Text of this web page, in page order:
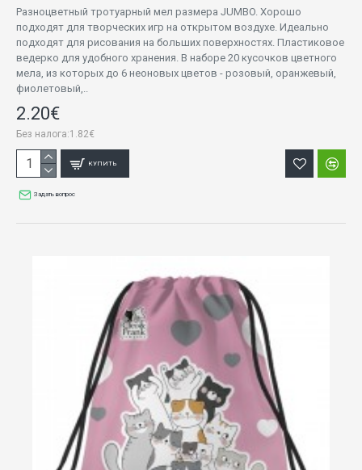
Разноцветный тротуарный мел размера JUMBO. Хорошо
подходят для творческих игр на открытом воздухе. Идеально
подходят для рисования на больших поверхностях. Пластиковое
ведерко для удобного хранения. В наборе 20 кусочков цветного
мела, из которых до 6 неоновых цветов - розовый, оранжевый,
фиолетовый,..
2.20€
Без налога:1.82€
КУПИТЬ
Задать вопрос